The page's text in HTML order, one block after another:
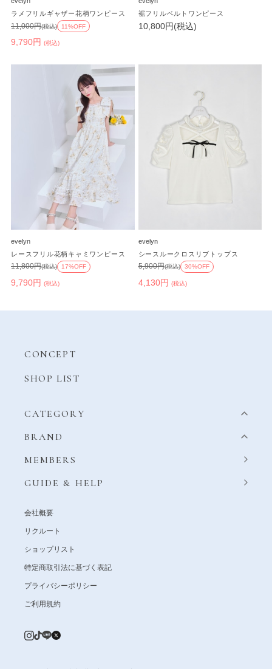
ラメフリルギャザー花柄ワンピース
9,790円 (税込)
11,000円(税込) 11%OFF
裾フリルベルトワンピース
10,800円(税込)
evelyn
レースフリル花柄キャミワンピース
9,790円 (税込)
11,800円(税込) 17%OFF
evelyn
シースルークロスリブトップス
4,130円 (税込)
5,900円(税込) 30%OFF
CONCEPT
SHOP LIST
CATEGORY
BRAND
MEMBERS
GUIDE & HELP
会社概要
リクルート
ショップリスト
特定商取引法に基づく表記
プライバシーポリシー
ご利用規約